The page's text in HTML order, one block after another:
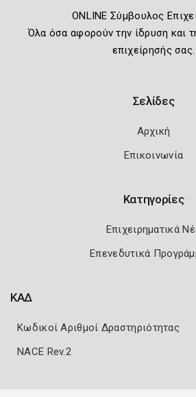
ONLINE Σύμβουλος
Όλα όσα αφορούν την ίδρυση και
επιχείρησής σας.
Σελίδες
Αρχική
Επικοινωνία
Κατηγορίες
Επιχειρηματικά
Επενεδυτικά
ΚΑΔ
Κωδικοί Αριθμοί Δραστηριότητας
NACE Rev.2